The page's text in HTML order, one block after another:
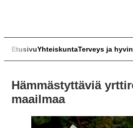
EtusivuYhteiskuntaTerveys ja
Hämmästyttäviä
maailmaa